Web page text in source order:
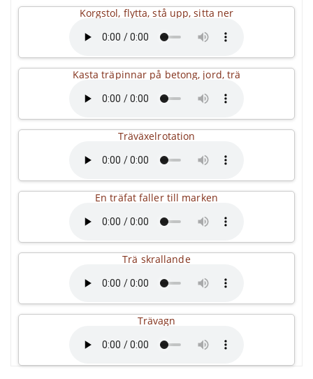
Korgstol, flytta, stå upp, sitta ner
Kasta träpinnar på betong, jord, trä
Träväxelrotation
En träfat faller till marken
Trä skrallande
Trävagn